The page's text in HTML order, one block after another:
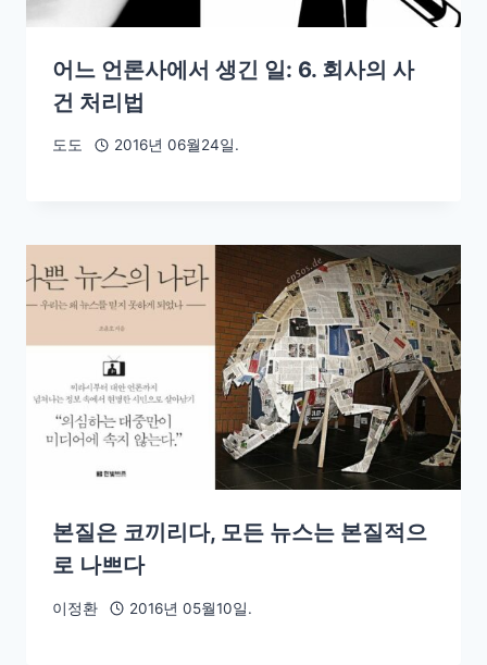
어느 언론사에서 생긴 일: 6. 회사의 사
건 처리법
도도 2016년 06월24일.
본질은 코끼리다, 모든 뉴스는 본질적으
로 나쁘다
이정환 2016년 05월10일.